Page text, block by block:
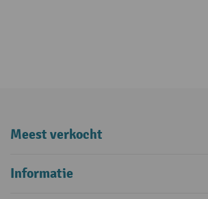
Meest verkocht
Informatie